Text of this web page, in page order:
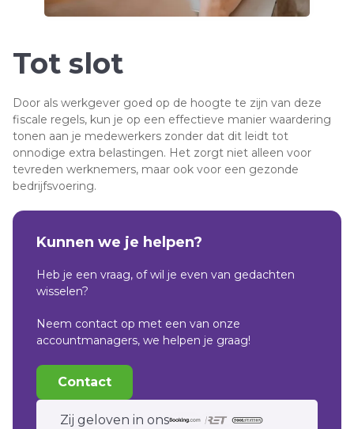
Tot slot
Door als werkgever goed op de hoogte te zijn van deze
fiscale regels, kun je op een effectieve manier waardering
tonen aan je medewerkers zonder dat dit leidt tot
onnodige extra belastingen. Het zorgt niet alleen voor
tevreden werknemers, maar ook voor een gezonde
bedrijfsvoering.
Kunnen we je helpen?
Heb je een vraag, of wil je even van gedachten
wisselen?
Neem contact op met een van onze
accountmanagers, we helpen je graag!
Contact
Zij geloven in ons